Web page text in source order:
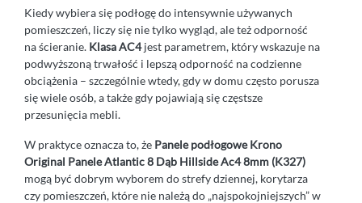
Kiedy wybiera się podłogę do intensywnie używanych
pomieszczeń, liczy się nie tylko wygląd, ale też odporność
na ścieranie. Klasa AC4jest parametrem, który wskazuje na
podwyższoną trwałość i lepszą odporność na codzienne
obciążenia – szczególnie wtedy, gdy w domu często porusza
się wiele osób, a także gdy pojawiają się częstsze
przesunięcia mebli.
W praktyce oznacza to, że Panele podłogowe Krono
Original Panele Atlantic 8 Dąb Hillside Ac4 8mm (K327)
mogą być dobrym wyborem do strefy dziennej, korytarza
czy pomieszczeń, które nie należą do „najspokojniejszych” w